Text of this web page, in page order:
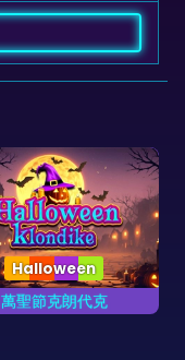
扑克集合
Collection
完成所有13个集合的扑克
游戏。